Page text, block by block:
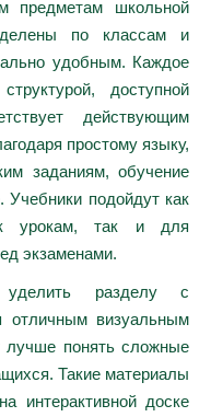
предметам школьной
по классам и
удобным. Каждое
доступной
действующим
простому языку,
заданиям, обучение
Учебники подойдут как
к урокам, так и для
экзаменами.
разделу с
отличным визуальным
лучше понять сложные
Такие материалы
интерактивной доске